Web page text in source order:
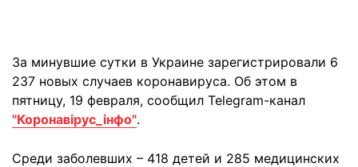
За минувшие сутки в Украине зарегистрировали 6
237 новых случаев коронавируса. Об этом в
пятницу, 19 февраля, сообщил Telegram-канал
"Коронавірус_інфо".
Среди заболевших – 418 детей и 285 медицинских